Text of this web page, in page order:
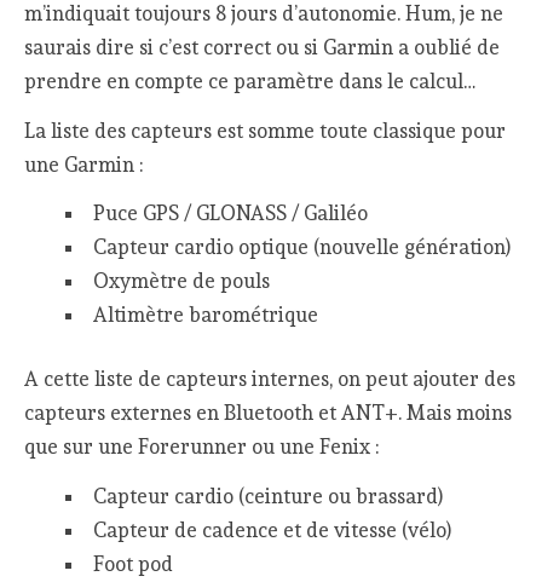
m’indiquait toujours 8 jours d’autonomie. Hum, je ne
saurais dire si c’est correct ou si Garmin a oublié de
prendre en compte ce paramètre dans le calcul…
La liste des capteurs est somme toute classique pour
une Garmin :
Puce GPS / GLONASS / Galiléo
Capteur cardio optique (nouvelle génération)
Oxymètre de pouls
Altimètre barométrique
A cette liste de capteurs internes, on peut ajouter des
capteurs externes en Bluetooth et ANT+. Mais moins
que sur une Forerunner ou une Fenix :
Capteur cardio (ceinture ou brassard)
Capteur de cadence et de vitesse (vélo)
Foot pod